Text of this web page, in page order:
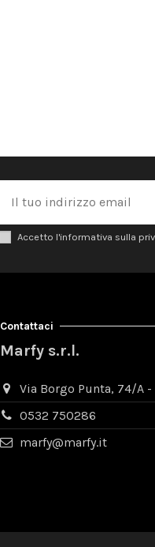
Accetto l'informativa sulla
Contattaci
Marfy s.r.l.
Via Borgo Punta, 74/A
0532 750286
marfy@marfy.it